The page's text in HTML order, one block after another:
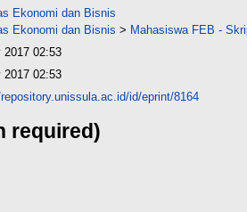
Ekonomi dan Bisnis
Ekonomi dan Bisnis > Mahasiswa FEB -
2017 02:53
2017 02:53
id/eprint/8164
required)